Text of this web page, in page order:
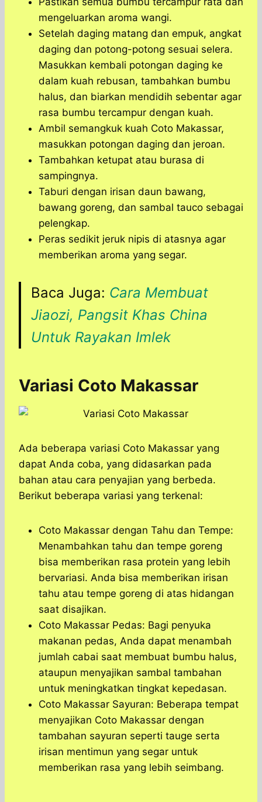
mengeluarkan aroma wangi.
Setelah daging matang dan empuk, angkat
daging dan potong-potong sesuai selera.
Masukkan kembali potongan daging ke
dalam kuah rebusan, tambahkan bumbu
halus, dan biarkan mendidih sebentar agar
rasa bumbu tercampur dengan kuah.
Ambil semangkuk kuah Coto Makassar,
masukkan potongan daging dan jeroan.
Tambahkan ketupat atau burasa di
sampingnya.
Taburi dengan irisan daun bawang,
bawang goreng, dan sambal tauco sebagai
pelengkap.
Peras sedikit jeruk nipis di atasnya agar
memberikan aroma yang segar.
Baca Juga: Cara Membuat
Jiaozi, Pangsit Khas China
Untuk Rayakan Imlek
Variasi Coto Makassar
Ada beberapa variasi Coto Makassar yang
dapat Anda coba, yang didasarkan pada
bahan atau cara penyajian yang berbeda.
Berikut beberapa variasi yang terkenal:
Coto Makassar dengan Tahu dan Tempe:
Menambahkan tahu dan tempe goreng
bisa memberikan rasa protein yang lebih
bervariasi. Anda bisa memberikan irisan
tahu atau tempe goreng di atas hidangan
saat disajikan.
Coto Makassar Pedas: Bagi penyuka
makanan pedas, Anda dapat menambah
jumlah cabai saat membuat bumbu halus,
ataupun menyajikan sambal tambahan
untuk meningkatkan tingkat kepedasan.
Coto Makassar Sayuran: Beberapa tempat
menyajikan Coto Makassar dengan
tambahan sayuran seperti tauge serta
irisan mentimun yang segar untuk
memberikan rasa yang lebih seimbang.